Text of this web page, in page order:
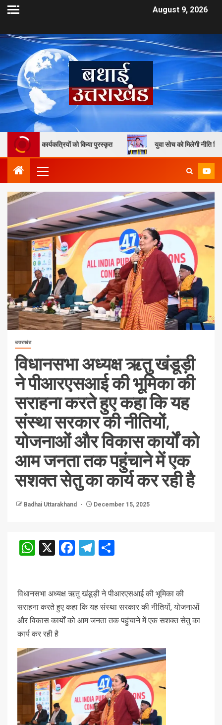
August 9, 2026
को किया पुरस्कृत युवा सोच को मिलेगी नीति निर्माण में जगह,
उत्तराखंड
विधानसभा अध्यक्ष ऋतु खंडूड़ी
ने पीआरएसआई की भूमिका की
सराहना करते हुए कहा कि यह
संस्था सरकार की नीतियों,
योजनाओं और विकास कार्यों को
आम जनता तक पहुंचाने में एक
सशक्त सेतु का कार्य कर रही है
Badhai Uttarakhand December 15, 2025
WhatsApp
X Facebook
Telegram
विधानसभा अध्यक्ष ऋतु खंडूड़ी ने पीआरएसआई की भूमिका की
सराहना करते हुए कहा कि यह संस्था सरकार की नीतियों, योजनाओं
और विकास कार्यों को आम जनता तक पहुंचाने में एक सशक्त सेतु का
कार्य कर रही है